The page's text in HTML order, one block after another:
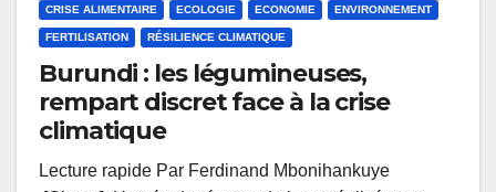
CRISE ALIMENTAIRE ECOLOGIE ECONOMIE ENVIRONNEMENT
FERTILISATION RÉSILIENCE CLIMATIQUE
Burundi : les légumineuses,
rempart discret face à la crise
climatique
Lecture rapide Par Ferdinand Mbonihankuye